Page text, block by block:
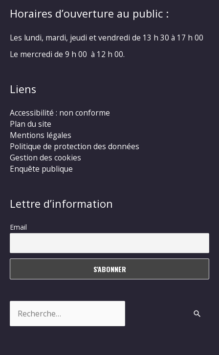
Horaires d’ouverture au public :
Les lundi, mardi, jeudi et vendredi de 13 h 30 à 17 h 00
Le mercredi de 9 h 00 à 12 h 00.
Liens
Accessibilité : non conforme
Plan du site
Mentions légales
Politique de protection des données
Gestion des cookies
Enquête publique
Lettre d’information
Email